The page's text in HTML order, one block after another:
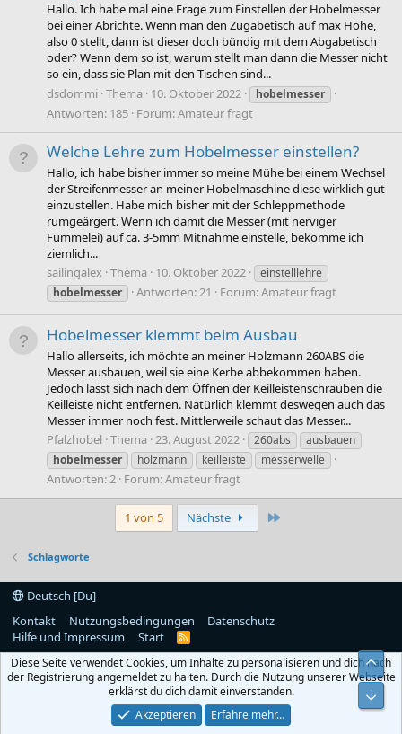
Hallo. Ich habe mal eine Frage zum Einstellen der Hobelmesser
bei einer Abrichte. Wenn man den Zugabetisch auf max Höhe,
also 0 stellt, dann ist dieser doch bündig mit dem Abgabetisch
oder? Wenn dem so ist, warum stellt man dann die Messer nicht
so ein, dass sie Plan mit den Tischen sind...
dsdommi Thema 10. Oktober 2022 hobelmesser
Antworten: 185 Forum:Amateur fragt
Welche Lehre zum Hobelmesser einstellen?
Hallo, ich habe bisher immer so meine Mühe bei einem Wechsel
der Streifenmesser an meiner Hobelmaschine diese wirklich gut
einzustellen. Habe mich bisher mit der Schleppmethode
rumgeärgert. Wenn ich damit die Messer (mit nerviger
Fummelei) auf ca. 3-5mm Mitnahme einstelle, bekomme ich
ziemlich...
sailingalex Thema 10. Oktober 2022
einstelllehre
hobelmesser
Antworten: 21 Forum:Amateur fragt
Hobelmesser klemmt beim Ausbau
Hallo allerseits, ich möchte an meiner Holzmann 260ABS die
Messer ausbauen, weil sie eine Kerbe abbekommen haben.
Jedoch lässt sich nach dem Öffnen der Keilleistenschrauben die
Keilleiste nicht entfernen. Natürlich klemmt deswegen auch das
Messer immer noch fest. Mittlerweile schaut das Messer...
Pfalzhobel Thema 23. August 2022 260abs
ausbauen
hobelmesser
holzmann keilleiste messerwelle
Antworten: 2 Forum:Amateur fragt
1 von 5 Nächste
Schlagworte
Deutsch [Du]
Kontakt
Nutzungsbedingungen
Datenschutz
Hilfe und Impressum
Start
R
S
Diese Seite verwendet Cookies, um Inhalte zu personalisieren und dich nach
der Registrierung angemeldet zu halten. Durch die Nutzung unserer Webseite
erklärst du dich damit einverstanden.
Akzeptieren
Erfahre mehr…